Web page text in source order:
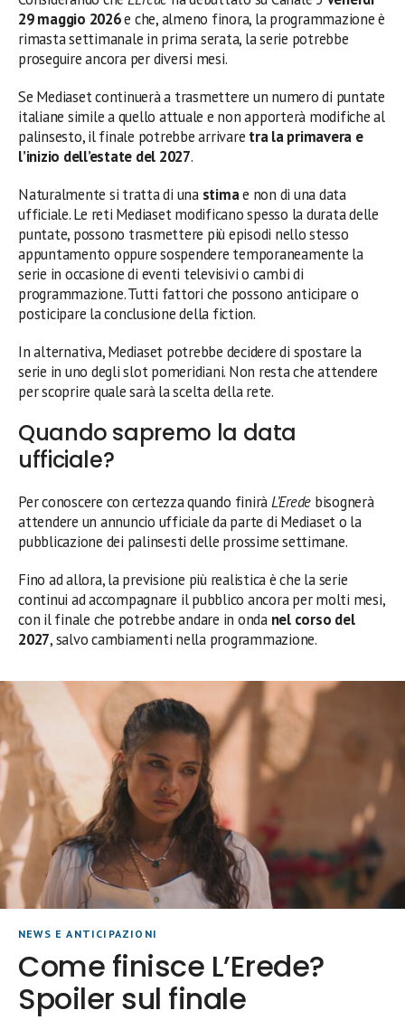
29 maggio 2026e che, almeno finora, la programmazione è
rimasta settimanale in prima serata, la serie potrebbe
proseguire ancora per diversi mesi.
Se Mediaset continuerà a trasmettere un numero di puntate
italiane simile a quello attuale e non apporterà modifiche al
palinsesto, il finale potrebbe arrivare tra la primavera e
l’inizio dell’estate del 2027.
Naturalmente si tratta di una stimae non di una data
ufficiale. Le reti Mediaset modificano spesso la durata delle
puntate, possono trasmettere più episodi nello stesso
appuntamento oppure sospendere temporaneamente la
serie in occasione di eventi televisivi o cambi di
programmazione. Tutti fattori che possono anticipare o
posticipare la conclusione della fiction.
In alternativa, Mediaset potrebbe decidere di spostare la
serie in uno degli slot pomeridiani. Non resta che attendere
per scoprire quale sarà la scelta della rete.
Quando sapremo la data
ufficiale?
Per conoscere con certezza quando finiràL’Erede bisognerà
attendere un annuncio ufficiale da parte di Mediaset o la
pubblicazione dei palinsesti delle prossime settimane.
Fino ad allora, la previsione più realistica è che la serie
continui ad accompagnare il pubblico ancora per molti mesi,
con il finale che potrebbe andare in onda nel corso del
2027, salvo cambiamenti nella programmazione.
NEWS E ANTICIPAZIONI
Come finisce L’Erede?
Spoiler sul finale